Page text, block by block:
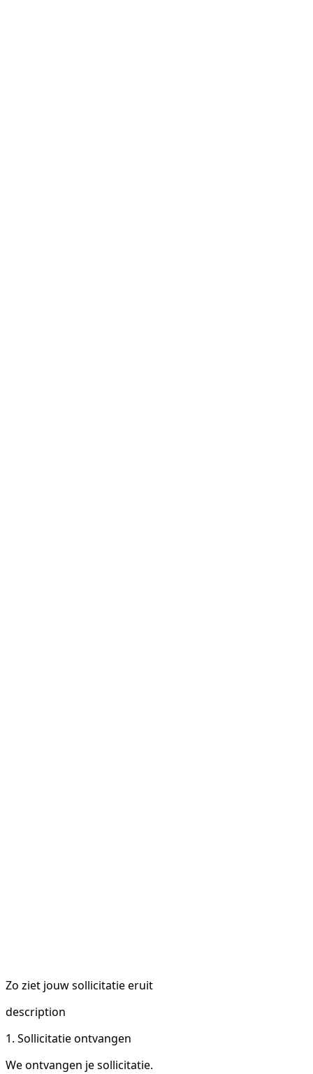
Zo ziet jouw sollicitatie eruit
description
1. Sollicitatie ontvangen
We ontvangen je sollicitatie.